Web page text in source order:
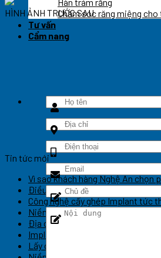
Chăm sóc răng miệng cho
Tư vấn
Cẩm nang
HÌNH ẢNH TRƯỚC SAU
Tin tức mới
Vì sao khách hàng Nghệ An chọn
Điều trị cười hở lợi tại Vinh giá
Công nghệ cấy ghép Implant tức
Niềng răng Invisalign tại Nghệ An
Địa chỉ điều trị nha chu chuyên sâu
Implant thẩm mỹ phục hồi nụ cười
Lấy cao răng sạch sâu an toàn